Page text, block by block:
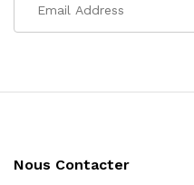
Nous Contacter